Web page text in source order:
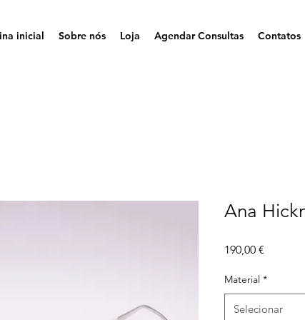
inicial Sobre nós Loja Agendar Consultas Contatos
Ana
190,00 €
Material *
Selecionar